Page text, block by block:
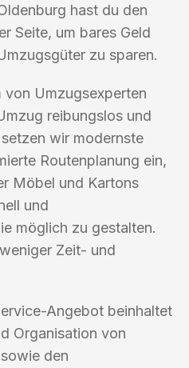
hast du den
Seite, um bares Geld
zu sparen.
von Umzugsexperten
reibungslos und
wir modernste
Routenplanung ein,
Möbel und Kartons
und
möglich zu gestalten.
Zeit- und
Angebot beinhaltet
Organisation von
den